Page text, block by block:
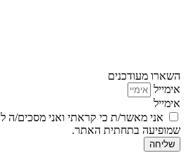
השארו מעודכנים
אימייל
אימייל
אני מאשר/ת כי קראתי ואני מסכים/ה ל
שמופיעה בתחתית האתר.
שליחה